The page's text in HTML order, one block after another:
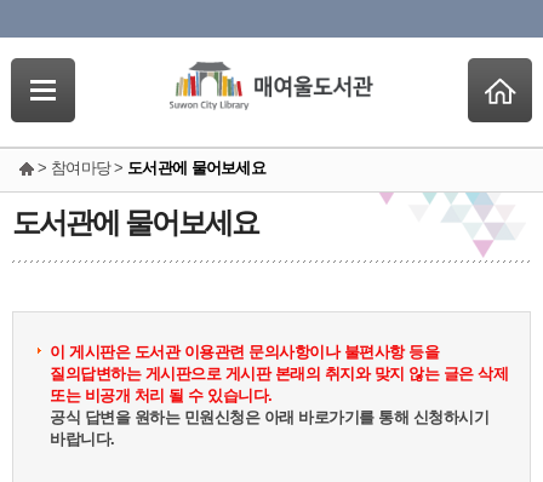
> 참여마당 > 도서관에 물어보세요
도서관에 물어보세요
이 게시판은 도서관 이용관련 문의사항이나 불편사항 등을
질의답변하는 게시판으로 게시판 본래의 취지와 맞지 않는 글은 삭제
또는 비공개 처리 될 수 있습니다.
공식 답변을 원하는 민원신청은 아래 바로가기를 통해 신청하시기
바랍니다.